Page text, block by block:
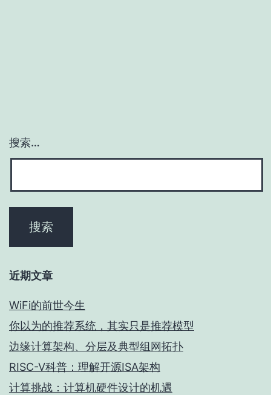
搜索…
近期文章
WiFi的前世今生
你以为的推荐系统，其实只是推荐模型
边缘计算架构、分层及典型组网拓扑
RISC-V科普：理解开源ISA架构
计算挑战：计算机硬件设计的机遇